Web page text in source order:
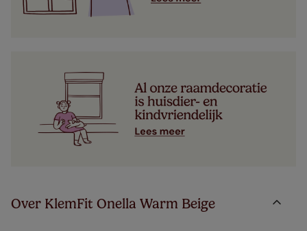
Over KlemFit Onella Warm Beige